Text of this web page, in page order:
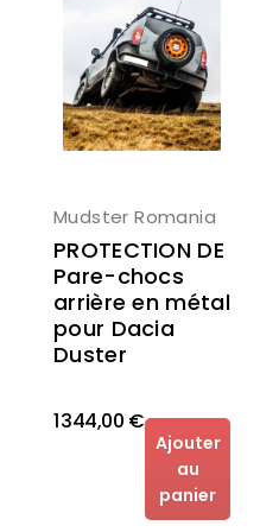
Mudster Romania
PROTECTION DE
Pare-chocs
arrière en métal
pour Dacia
Duster
1 344,00 €
Ajouter
au
panier